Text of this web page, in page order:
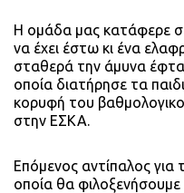
Η ομάδα μας κατάφερε
να έχει έστω κι ένα
σταθερά την άμυνα
οποία διατήρησε τα
κορυφή του
στην ΕΣΚΑ.
Επόμενος αντίπαλος για
οποία θα